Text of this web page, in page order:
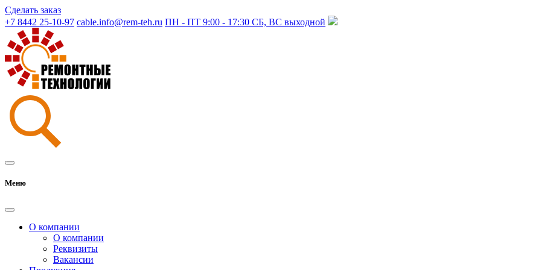
Сделать заказ
+7 8442 25-10-97 cable.info@rem-teh.ru ПН - ПТ 9:00 - 17:30 СБ, ВС выходной
Меню
О компании
О компании
Реквизиты
Вакансии